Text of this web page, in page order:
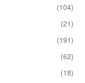
(104)
(21)
(191)
(62)
(18)